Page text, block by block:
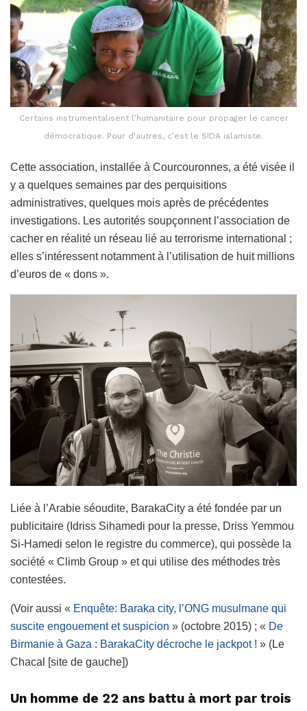
Certains instrumentalisent l’humanitaire pour propager le cancer
démocratique. Pour d’autres, c’est le SIDA islamiste.
Cette association, installée à Courcouronnes, a été visée il
y a quelques semaines par des perquisitions
administratives, quelques mois après de précédentes
investigations. Les autorités soupçonnent l’association de
cacher en réalité un réseau lié au terrorisme international ;
elles s’intéressent notamment à l’utilisation de huit millions
d’euros de « dons ».
Liée à l’Arabie séoudite, BarakaCity a été fondée par un
publicitaire (Idriss Sihamedi pour la presse, Driss Yemmou
Si-Hamedi selon le registre du commerce), qui possède la
société « Climb Group » et qui utilise des méthodes très
contestées.
(Voir aussi « Enquête: Baraka city, l’ONG musulmane qui
suscite engouement et suspicion » (octobre 2015) ; « De
Birmanie à Gaza : BarakaCity décroche le jackpot ! » (Le
Chacal [site de gauche])
Un homme de 22 ans battu à mort par trois